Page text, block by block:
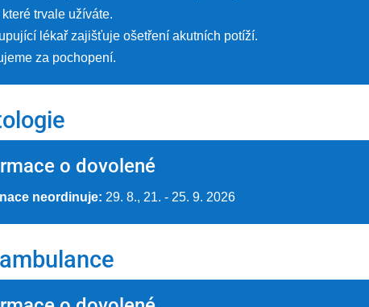
které trvale užíváte.
lékař zajišťuje ošetření akutních potíží.
za pochopení.
o dovolené
neordinuje: 29. 8., 21. - 25. 9. 2026